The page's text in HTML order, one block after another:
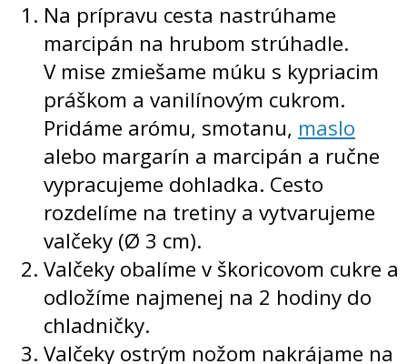
Na prípravu cesta nastrúhame
marcipán na hrubom strúhadle.
V mise zmiešame múku s kypriacim
práškom a vanilínovým cukrom.
Pridáme arómu, smotanu, maslo
alebo margarín a marcipán a ručne
vypracujeme dohladka. Cesto
rozdelíme na tretiny a vytvarujeme
valčeky (Ø 3 cm).
Valčeky obalíme v škoricovom cukre a
odložíme najmenej na 2 hodiny do
chladničky.
Valčeky ostrým nožom nakrájame na